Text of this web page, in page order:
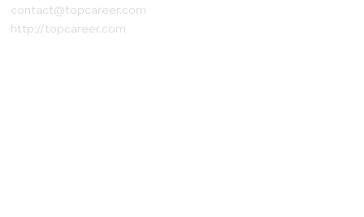
contact@topcareer.com
http://topcareer.com